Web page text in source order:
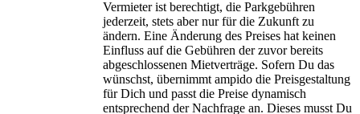
Vermieter ist berechtigt, die Parkgebühren
jederzeit, stets aber nur für die Zukunft zu
ändern. Eine Änderung des Preises hat keinen
Einfluss auf die Gebühren der zuvor bereits
abgeschlossenen Mietverträge. Sofern Du das
wünschst, übernimmt ampido die Preisgestaltung
für Dich und passt die Preise dynamisch
entsprechend der Nachfrage an. Dieses musst Du